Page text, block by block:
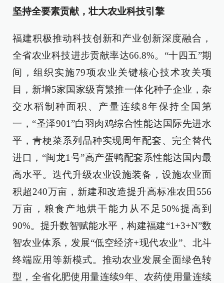
坚持全要素贡献，壮大农业科技引擎
福建积极推动科技创新和产业创新深度融合，
全省农业科技进步贡献率达66.8%。“十四五”期
间，组织实施79项农业关键核心技术攻关项
目，新增5家国家级育繁推一体化种子企业，杂
交水稻制种面积、产量连续8年保持全国第
一，“圣泽901”白羽肉鸡综合性能达国际先进水
平，青梗菜系列品种实现周年配套、完全替代
进口，“闽龙1号”高产蛋鸭配套系性能达国内最
高水平。迭代升级农业设施装备，设施农业面
积超240万亩，新建和改造提升高标准农田556
万亩，粮食产地烘干能力从不足50%提高到
90%。提升数智赋能水平，构建福建“1+3+N”数
智农业体系，发展“低空经济+现代农业”、北斗
终端应用等新模式。推动农业发展全面绿色转
型，全省化肥使用量连续9年、农药使用量连续